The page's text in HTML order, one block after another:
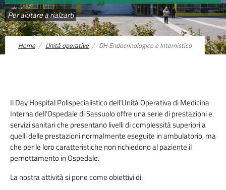
Per aiutare a rialzarti
Home Unità operative DH Endocrinologico e Internistico
Il Day Hospital Polispecialistico dell’Unità Operativa di Medicina
Interna dell’Ospedale di Sassuolo offre una serie di prestazioni e
servizi sanitari che presentano livelli di complessità superiori a
quelli delle prestazioni normalmente eseguite in ambulatorio, ma
che per le loro caratteristiche non richiedono al paziente il
pernottamento in Ospedale.
La nostra attività si pone come obiettivi di: